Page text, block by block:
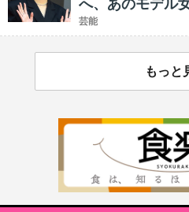
へ、あのモデル
芸能
もっと